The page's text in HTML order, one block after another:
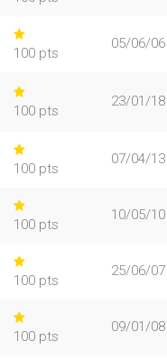
100 pts
05/06/06
100 pts
23/01/18
100 pts
07/04/13
100 pts
10/05/10
100 pts
25/06/07
100 pts
09/01/08